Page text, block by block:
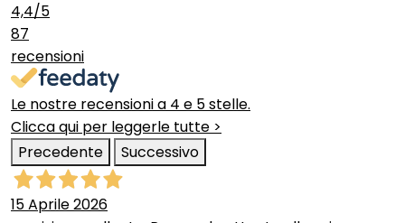
4,4/5
87
recensioni
Le nostre recensioni a 4 e 5 stelle.
Clicca qui per leggerle tutte >
Precedente
Successivo
15 Aprile 2026